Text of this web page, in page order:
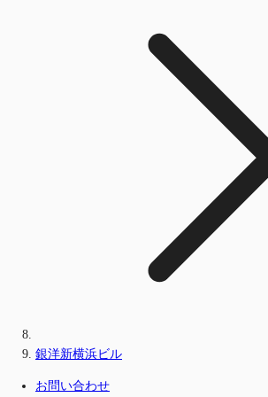
銀洋新横浜ビル
お問い合わせ